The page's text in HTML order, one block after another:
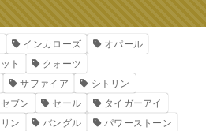
インカローズ
オパール
ト
クォーツ
サファイア
シトリン
ブン セール
タイガーアイ
ン バングル
パワーストーン